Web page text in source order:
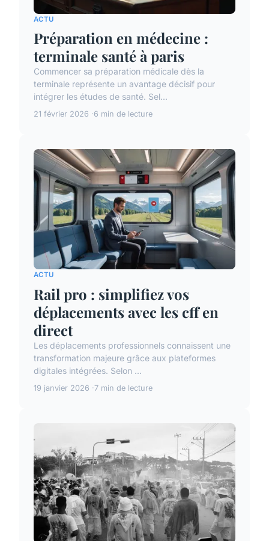
ACTU
Préparation en médecine :
terminale santé à paris
Commencer sa préparation médicale dès la
terminale représente un avantage décisif pour
intégrer les études de santé. Sel...
21 février 2026 6 min de lecture
ACTU
Rail pro : simplifiez vos
déplacements avec les cff en
direct
Les déplacements professionnels connaissent une
transformation majeure grâce aux plateformes
digitales intégrées. Selon ...
19 janvier 2026 7 min de lecture